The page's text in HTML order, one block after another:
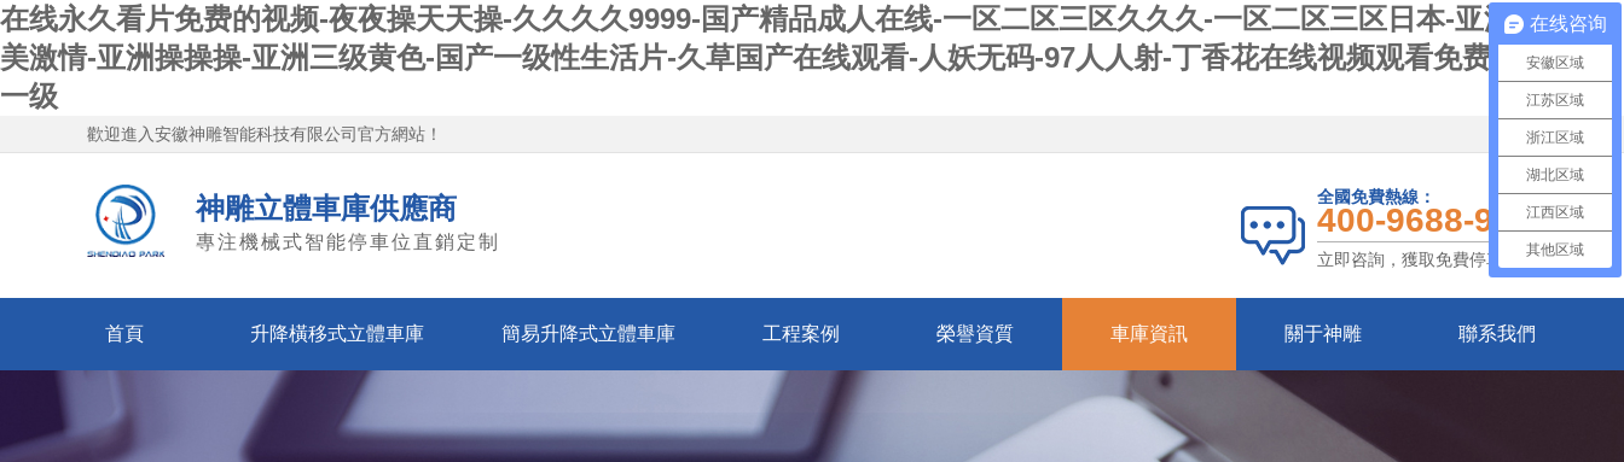
在线永久看片免费的视频-夜夜操天天操-久久久久9999-国产精品成人在线-一区二区三区久久久-一区二区三区日本-亚洲激情欧
美激情-亚洲操操操-亚洲三级黄色-国产一级性生活片-久草国产在线观看-人妖无码-97人人射-丁香花在线视频观看免费-日韩毛片
一级
歡迎進入安徽神雕智能科技有限公司官方網站！
神雕立體車庫供應商
專注機械式智能停車位直銷定制
全國免費熱線：
400-9688-987
立即咨詢，獲取免費停車方案
首頁 升降橫移式立體車庫 簡易升降式立體車庫 工程案例 榮譽資質 車庫資訊 關于神雕 聯系我們
在线咨询
安徽区域
江苏区域
浙江区域
湖北区域
江西区域
其他区域